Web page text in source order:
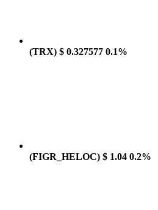
(TRX) $ 0.327577 0.1%
(FIGR_HELOC) $ 1.04 0.2%